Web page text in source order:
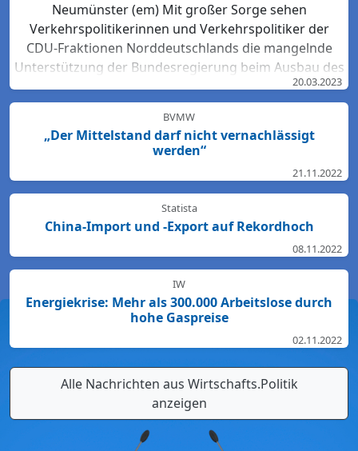
Neumünster (em) Mit großer Sorge sehen
Verkehrspolitikerinnen und Verkehrspolitiker der
CDU-Fraktionen Norddeutschlands die mangelnde
Unterstützung der Bundesregierung beim Ausbau des
Bahn-Netzes. Hartmut Bodeit, mobilitätspolitischer
Sprecher der bremischen CDUBürgerschaftsfraktion,
betont: „Die neuesten Bewertungen der DB Netz AG
lassen keinen Zweifel: Das Schienennetz ist in der
nirgendwo sonst in Deutschland. Für den Start des
Deutschlandtick...
20.03.2023
BVMW
„Der Mittelstand darf nicht vernachlässigt
werden“
21.11.2022
Statista
China-Import und -Export auf Rekordhoch
08.11.2022
IW
Energiekrise: Mehr als 300.000 Arbeitslose durch
hohe Gaspreise
02.11.2022
Alle Nachrichten aus Wirtschafts.Politik
anzeigen